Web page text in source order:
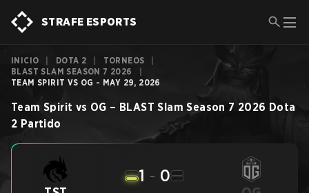
STRAFE ESPORTS
INICIO DOTA 2 TORNEOS
BLAST SLAM SEASON 7 2026
TEAM SPIRIT VS OG - MAY 29, 2026
Team Spirit vs OG – BLAST Slam Season 7 2026 Dota
2 Partido
1 - 0